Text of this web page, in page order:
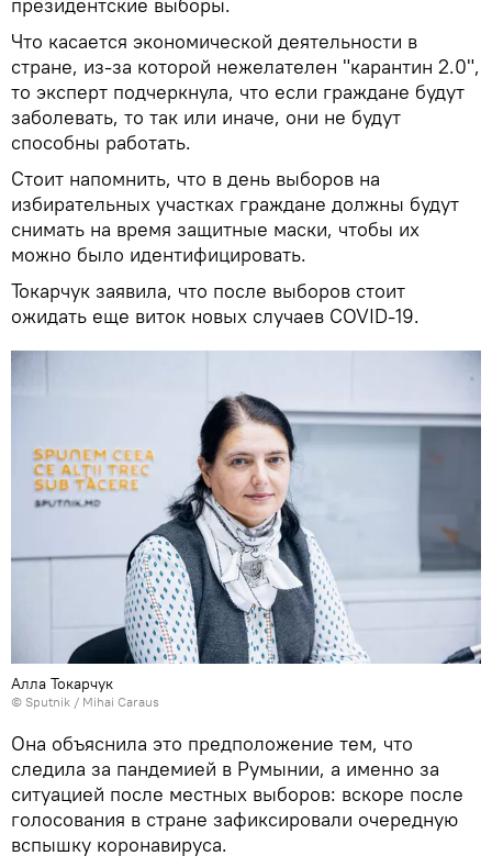
Что касается экономической деятельности в
стране, из-за которой нежелателен "карантин 2.0",
то эксперт подчеркнула, что если граждане будут
заболевать, то так или иначе, они не будут
способны работать.
Стоит напомнить, что в день выборов на
избирательных участках граждане должны будут
снимать на время защитные маски, чтобы их
можно было идентифицировать.
Токарчук заявила, что после выборов стоит
ожидать еще виток новых случаев COVID-19.
Алла Токарчук
© Sputnik / Mihai Caraus
Она объяснила это предположение тем, что
следила за пандемией в Румынии, а именно за
ситуацией после местных выборов: вскоре после
голосования в стране зафиксировали очередную
вспышку коронавируса.